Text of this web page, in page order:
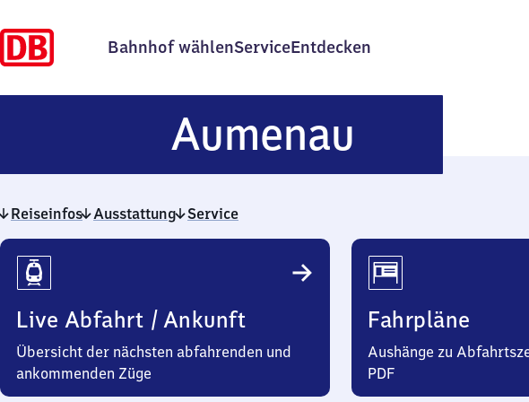
Bahnhof wählenServiceEntdecken
Aumenau
Reiseinfos Ausstattung Service
Reiseinfos
Live Abfahrt / Ankunft
Übersicht der nächsten abfahrenden und
ankommenden Züge
Fahrpläne
Aushänge zu
PDF